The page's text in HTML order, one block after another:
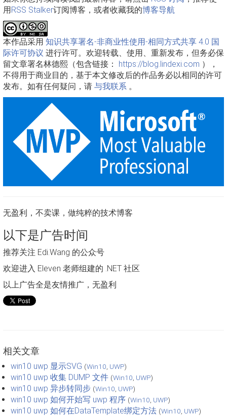
用RSS Stalker订阅博客，或者收藏我的博客导航
本作品采用 知识共享署名-非商业性使用-相同方式共享 4.0 国
际许可协议 进行许可。欢迎转载、使用、重新发布，但务必保
留文章署名林德熙（包含链接： https://blog.lindexi.com ），
不得用于商业目的，基于本文修改后的作品务必以相同的许可
发布。如有任何疑问，请 与我联系 。
无盈利，不卖课，做纯粹的技术博客
以下是广告时间
推荐关注 Edi.Wang 的公众号
欢迎进入 Eleven 老师组建的 .NET 社区
以上广告全是友情推广，无盈利
相关文章
win10 uwp 显示SVG (Win10 UWP)
win10 uwp 收集 DUMP 文件 (Win10 UWP)
win10 uwp 异步转同步 (Win10 UWP)
win10 uwp 如何开始写 uwp 程序 (Win10 UWP)
win10 uwp 如何在DataTemplate绑定方法 (Win10 UWP)